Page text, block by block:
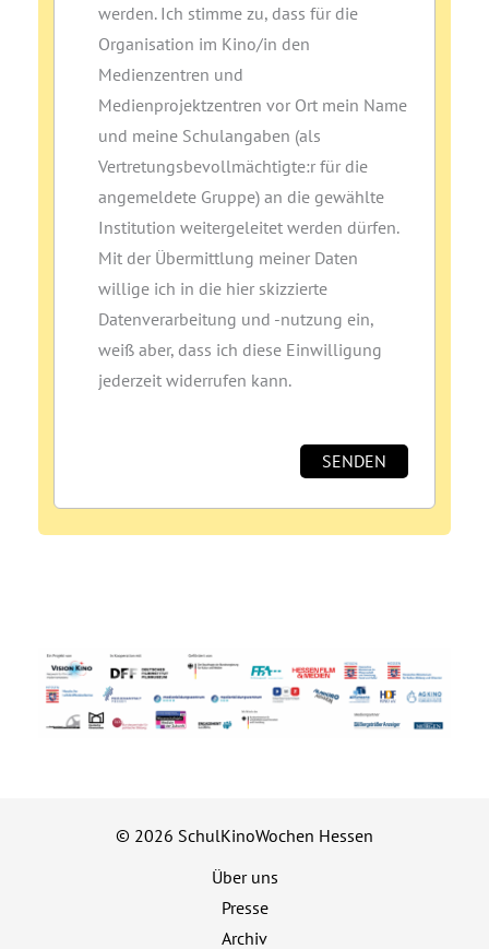
werden. Ich stimme zu, dass für die
Organisation im Kino/in den
Medienzentren und
Medienprojektzentren vor Ort mein Name
und meine Schulangaben (als
Vertretungsbevollmächtigte:r für die
angemeldete Gruppe) an die gewählte
Institution weitergeleitet werden dürfen.
Mit der Übermittlung meiner Daten
willige ich in die hier skizzierte
Datenverarbeitung und ‑nutzung ein,
weiß aber, dass ich diese Einwilligung
jederzeit widerrufen kann.
© 2026 SchulKinoWochen Hessen
Über uns
Presse
Archiv